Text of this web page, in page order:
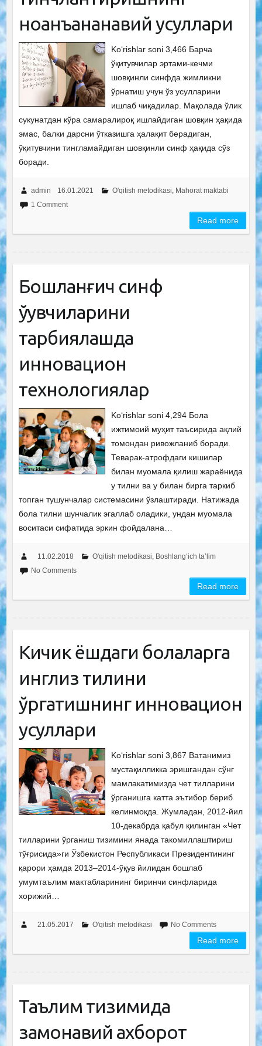
ноанъананавий усуллари
Ko‘rishlar soni 3,466 Барча
ўқитувчилар эртами-кечми
шовқинли синфда жимликни
ўрнатиш учун ўз усулларини
ишлаб чиқадилар. Мақолада ўлик
сукунатдан кўра самаралироқ ишлайдиган шовқин ҳақида
эмас, балки дарсни ўтказишга ҳалақит берадиган,
ўқитувчини тингламайдиган шовқинли синф ҳақида сўз
боради.
admin 16.01.2021 O'qitish metodikasi, Mahorat maktabi
1 Comment
Read more
Бошланғич синф
ўқувчиларини
тарбиялашда
инновацион
технологиялар
Ko‘rishlar soni 4,294 Бола
ижтимоий муҳит таъсирида ақлий
томондан ривожланиб боради.
Теварак-атрофдаги кишилар
билан муомала қилиш жараёнида
у тилни ва у билан бирга таркиб
топган тушунчалар системасини ўзлаштиради. Натижада
бола тилни шунчалик эгаллаб оладики, ундан муомала
воситаси сифатида эркин фойдалана…
11.02.2018 O'qitish metodikasi, Boshlang‘ich ta’lim
No Comments
Read more
Кичик ёшдаги болаларга
инглиз тилини
ўргатишнинг инновацион
усуллари
Ko‘rishlar soni 3,867 Ватанимиз
мустақилликка эришгандан сўнг
мамлакатимизда чет тилларини
ўрганишга катта эътибор бериб
келинмоқда. Жумладан, 2012-йил
10-декабрда қабул қилинган «Чет
тилларини ўрганиш тизимини янада такомиллаштириш
тўғрисида»ги Ўзбекистон Республикаси Президентининг
қарори ҳамда 2013–2014-ўқув йилидан бошлаб
умумтаълим мактабларининг биринчи синфларида
хорижий…
21.05.2017 O'qitish metodikasi No Comments
Read more
Таълим тизимида
замонавий ахборот